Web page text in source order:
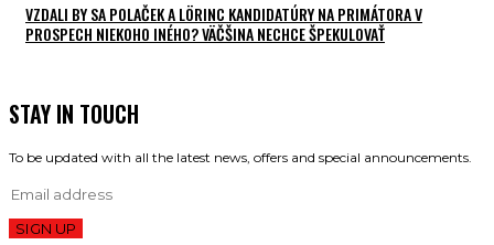
VZDALI BY SA POLAČEK A LÖRINC KANDIDATÚRY NA PRIMÁTORA V
PROSPECH NIEKOHO INÉHO? VÄČŠINA NECHCE ŠPEKULOVAŤ
STAY IN TOUCH
To be updated with all the latest news, offers and special announcements.
SIGN UP